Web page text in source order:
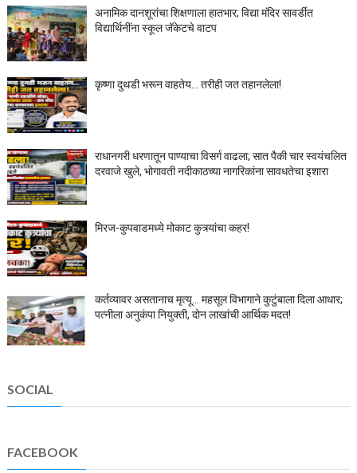
अनामिक दानशूरांचा शिक्षणाला हातभार; विद्या मंदिर सावर्डीत
विद्यार्थिनींना स्कूल जॅकेटचे वाटप
कृष्णा दुथडी भरून वाहतेय... तरीही जत तहानलेला!
राधानगरी धरणातून पाण्याचा विसर्ग वाढला; सात पैकी चार स्वयंचलित
दरवाजे खुले, भोगावती नदीकाठच्या नागरिकांना सावधतेचा इशारा
मिरज-कुपवाडमध्ये मोकाट कुत्र्यांचा कहर!
कर्तव्यावर असतानाच मृत्यू... महसूल विभागाने कुटुंबाला दिला आधार;
पत्नीला अनुकंपा नियुक्ती, दोन लाखांची आर्थिक मदत!
SOCIAL
FACEBOOK